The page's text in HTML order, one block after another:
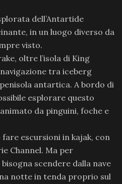
dell’Antartide
in un luogo diverso da
visto.
oltre l’isola di King
tra iceberg
antartica. A bordo di
esplorare questo
da pinguini, foche e
escursioni in kajak, con
Channel. Ma per
scendere dalla nave
notte in tenda proprio sul